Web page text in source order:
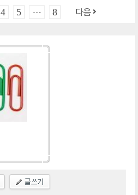
4 5 ··· 8 다음